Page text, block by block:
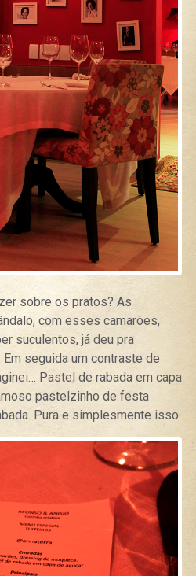
sobre os pratos? As
com esses camarões,
suculentos, já deu pra
seguida um contraste de
Pastel de rabada em capa
pastelzinho de festa
Pura e simplesmente isso.